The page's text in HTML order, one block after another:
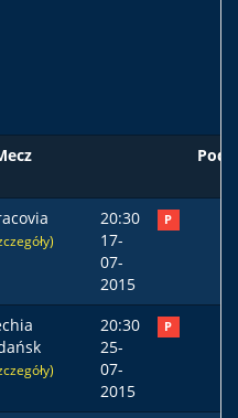
20:30
17-
07-
2015
P
20:30
25-
07-
2015
P